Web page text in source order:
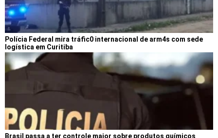
Polícia Federal mira tráfic0 internacional de arm4s com sede
logística em Curitiba
Brasil passa a ter controle maior sobre produtos químicos